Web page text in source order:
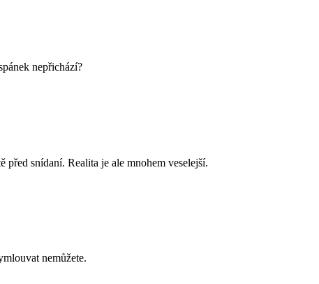
nepřichází?
snídaní. Realita je ale mnohem veselejší.
nemůžete.